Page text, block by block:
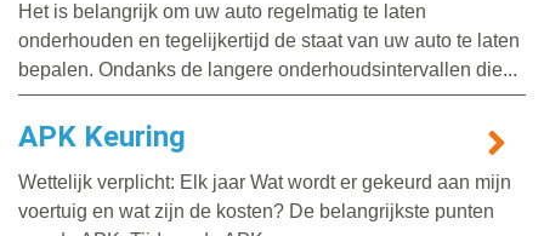
Het is belangrijk om uw auto regelmatig te laten
onderhouden en tegelijkertijd de staat van uw auto te laten
bepalen. Ondanks de langere onderhoudsintervallen die...
APK Keuring
Wettelijk verplicht: Elk jaar Wat wordt er gekeurd aan mijn
voertuig en wat zijn de kosten? De belangrijkste punten